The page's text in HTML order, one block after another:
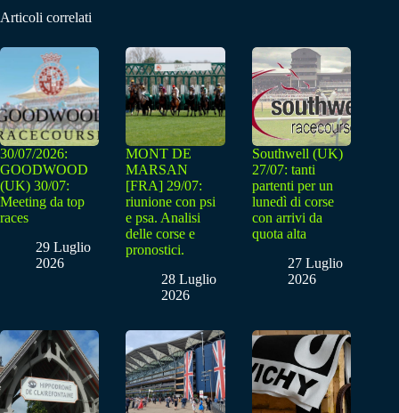
Articoli correlati
30/07/2026:
GOODWOOD
(UK) 30/07:
Meeting da top
races
29 Luglio
2026
MONT DE
MARSAN
[FRA] 29/07:
riunione con psi
e psa. Analisi
delle corse e
pronostici.
28 Luglio
2026
Southwell (UK)
27/07: tanti
partenti per un
lunedì di corse
con arrivi da
quota alta
27 Luglio
2026